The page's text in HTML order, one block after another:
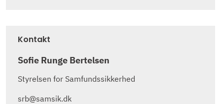
Kontakt
Sofie Runge Bertelsen
Styrelsen for Samfundssikkerhed
srb@samsik.dk